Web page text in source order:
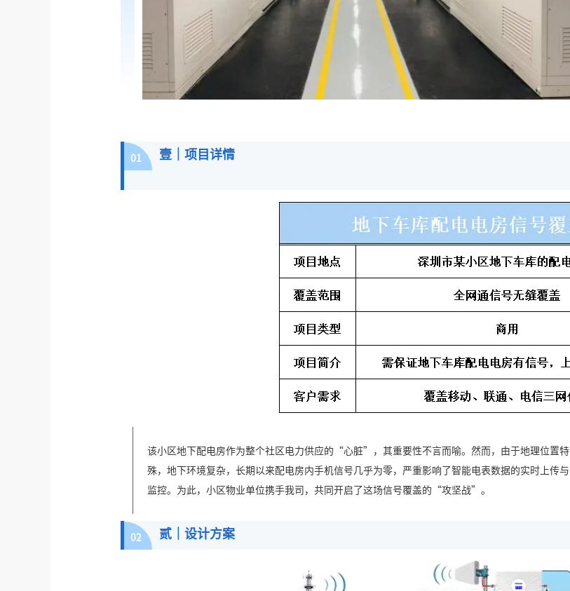
01 壹｜项目详情
该小区地下配电房作为整个社区电力供应的“心脏”，其重要性不言而喻。然而，由于地理位置特
殊，地下环境复杂，长期以来配电房内手机信号几乎为零，严重影响了智能电表数据的实时上传与
监控。为此，小区物业单位携手我司，共同开启了这场信号覆盖的“攻坚战”。
02 贰｜设计方案